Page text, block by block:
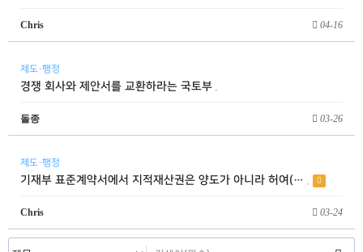
Chris 04-16
제도·행정
경쟁 회사와 제안서를 교환하라는 국토부
돌종 03-26
제도·행정
기재부 표준계약서에서 지적재산권은 양도가 아니라 허여(…
Chris 03-24